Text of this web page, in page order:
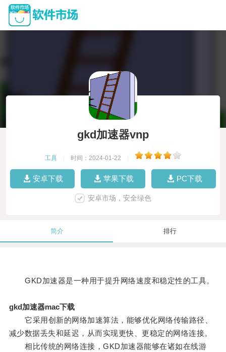
gkd加速器vnp
工具 时间：2024-01-22
安卓下载 苹果下载 PC下载
安卓市场，安全绿色
简介 排行
GKD加速器是一种用于提升网络速度和稳定性的工具。
gkd加速器mac下载
它采用创新的网络加速算法，能够优化网络传输路径、
减少数据丢失和延迟，从而实现更快、更稳定的网络连接。
相比传统的网络连接，GKD加速器能够在诸如在线游